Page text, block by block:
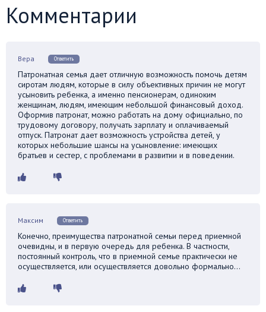
Комментарии
Вера Ответить
Патронатная семья дает отличную возможность помочь детям
сиротам людям, которые в силу объективных причин не могут
усыновить ребенка, а именно пенсионерам, одиноким
женщинам, людям, имеющим небольшой финансовый доход.
Оформив патронат, можно работать на дому официально, по
трудовому договору, получать зарплату и оплачиваемый
отпуск. Патронат дает возможность устройства детей, у
которых небольшие шансы на усыновление: имеющих
братьев и сестер, с проблемами в развитии и в поведении.
Максим Ответить
Конечно, преимущества патронатной семьи перед приемной
очевидны, и в первую очередь для ребенка. В частности,
постоянный контроль, что в приемной семье практически не
осуществляется, или осуществляется довольно формально…